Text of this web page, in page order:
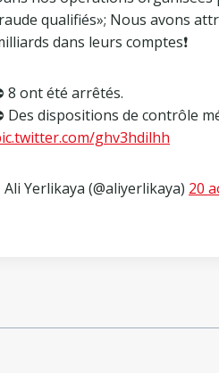
qualifiés»; Nous avons
dans leurs comptes❗
8 ont été arrêtés.
Des dispositions de contrôle
ghv3hdilhh
Ali Yerlikaya (@aliyerlikaya) 20